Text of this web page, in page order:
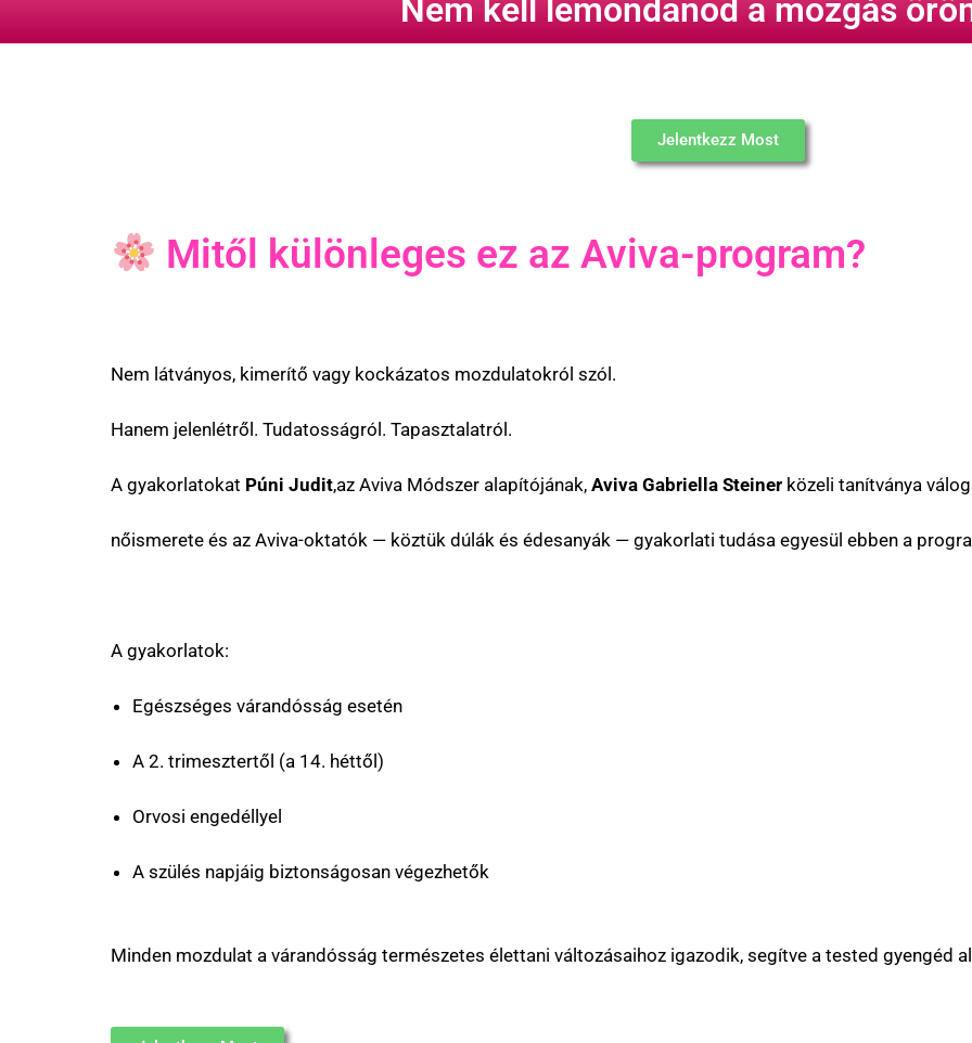
Nem kell lemondanod a mozgás
Jelentkezz Most
Mitől különleges ez az Aviva-program?
Nem látványos, kimerítő vagy kockázatos mozdulatokról szól.
Hanem jelenlétről. Tudatosságról. Tapasztalatról.
A gyakorlatokat Púni Judit,az Aviva Módszer alapítójának, Aviva Gabriella Steiner közeli tanítványa
nőismerete és az Aviva-oktatók — köztük dúlák és édesanyák — gyakorlati tudása egyesül ebben a
A gyakorlatok:
Egészséges várandósság esetén
A 2. trimesztertől (a 14. héttől)
Orvosi engedéllyel
A szülés napjáig biztonságosan végezhetők
Minden mozdulat a várandósság természetes élettani változásaihoz igazodik, segítve a tested gyengéd